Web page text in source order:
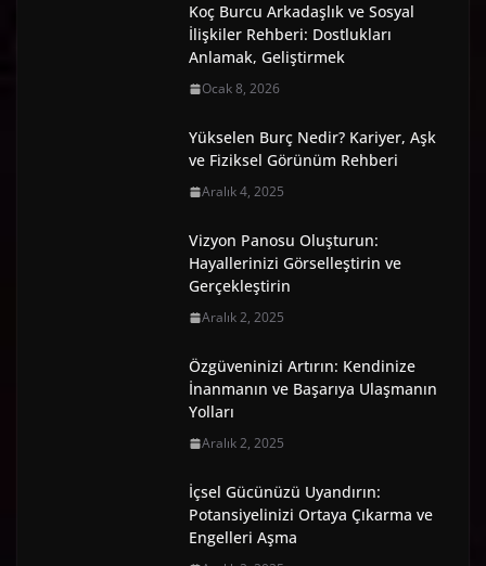
Koç Burcu Arkadaşlık ve Sosyal
İlişkiler Rehberi: Dostlukları
Anlamak, Geliştirmek
Ocak 8, 2026
Yükselen Burç Nedir? Kariyer, Aşk
ve Fiziksel Görünüm Rehberi
Aralık 4, 2025
Vizyon Panosu Oluşturun:
Hayallerinizi Görselleştirin ve
Gerçekleştirin
Aralık 2, 2025
Özgüveninizi Artırın: Kendinize
İnanmanın ve Başarıya Ulaşmanın
Yolları
Aralık 2, 2025
İçsel Gücünüzü Uyandırın:
Potansiyelinizi Ortaya Çıkarma ve
Engelleri Aşma